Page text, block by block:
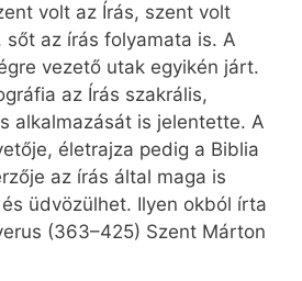
volt az Írás, szent volt
sőt az írás folyamata is. A
vezető utak egyikén járt.
az Írás szakrális,
alkalmazását is jelentette. A
életrajza pedig a Biblia
az írás által maga is
üdvözülhet. Ilyen okból írta
(363–425) Szent Márton